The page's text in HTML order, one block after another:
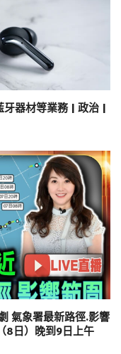
器材等業務 | 政治 |
氣象署最新路徑.影響
8日）晚到9日上午